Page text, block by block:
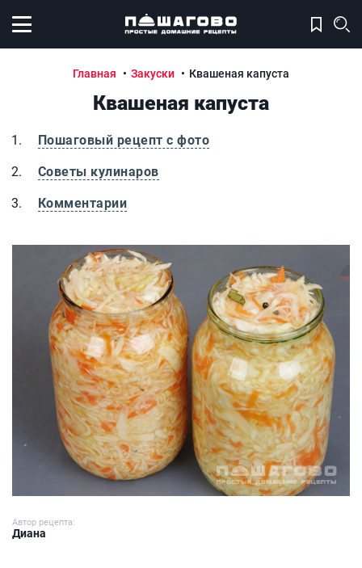
Открыть меню
Главная Закуски Квашеная капуста
Квашеная капуста
Пошаговый рецепт с фото
Советы кулинаров
Комментарии
Квашеная капуста
Автор рецепта:
Диана